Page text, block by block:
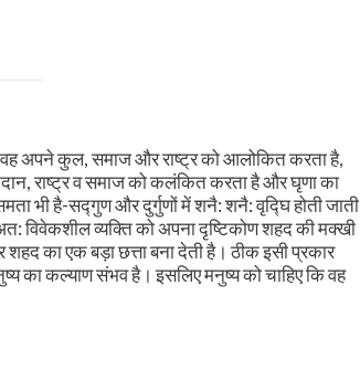
वह अपने कुल, समाज और राष्ट्र को आलोकित करता है,
राष्ट्र व समाज को कलंकित करता है और घृणा का
भी है-सद्गुण और दुर्गुणों में शनै: शनै: वृद्घि होती जाती
विवेकशील व्यक्ति को अपना दृष्टिकोण शहद की मक्खी
का एक बड़ा छत्ता बना देती है। ठीक इसी प्रकार
का कल्याण संभव है। इसलिए मनुष्य को चाहिए कि वह